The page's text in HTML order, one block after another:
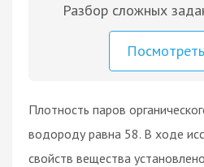
Разбор сложных
Посмотреть
Плотность паров
водороду равна 58. В ходе
свойств вещества